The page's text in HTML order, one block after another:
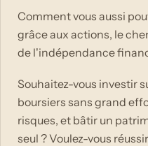
Comment vous aussi
grâce aux actions, le
de l'indépendance
Souhaitez-vous investir
boursiers sans grand
risques, et bâtir un
seul ? Voulez-vous